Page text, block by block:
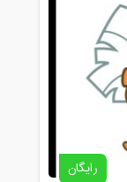
رایگان